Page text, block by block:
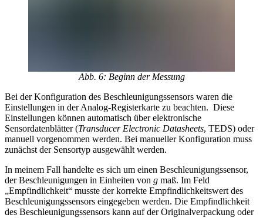
Abb. 6: Beginn der Messung
Bei der Konfiguration des Beschleunigungssensors waren die
Einstellungen in der Analog-Registerkarte zu beachten. Diese
Einstellungen können automatisch über elektronische
Sensordatenblätter (Transducer Electronic Datasheets, TEDS) oder
manuell vorgenommen werden. Bei manueller Konfiguration muss
zunächst der Sensortyp ausgewählt werden.
In meinem Fall handelte es sich um einen Beschleunigungssensor,
der Beschleunigungen in Einheiten von g maß. Im Feld
„Empfindlichkeit“ musste der korrekte Empfindlichkeitswert des
Beschleunigungssensors eingegeben werden. Die Empfindlichkeit
des Beschleunigungssensors kann auf der Originalverpackung oder